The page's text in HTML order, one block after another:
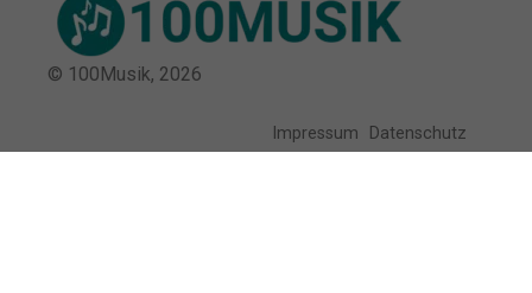
© 100Musik, 2026
Impressum Datenschutz